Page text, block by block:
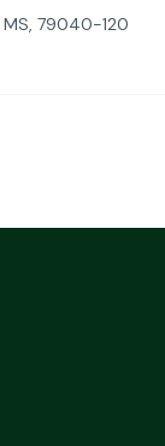
MS, 79040-120